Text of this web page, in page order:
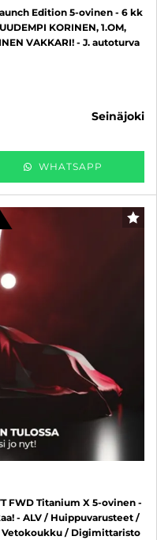
Edition 5-ovinen - 6 kk
KORINEN, 1.OM,
VAKKARI! - J. autoturva
seinäjoki
WHATSAPP
FWD Titanium X 5-ovinen -
- ALV / Huippuvarusteet /
Vetokoukku / Digimittaristo